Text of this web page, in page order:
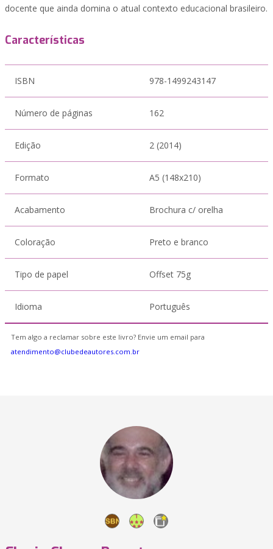
docente que ainda domina o atual contexto educacional brasileiro.
Características
ISBN 978-1499243147
Número de páginas 162
Edição 2 (2014)
Formato A5 (148x210)
Acabamento Brochura c/ orelha
Coloração Preto e branco
Tipo de papel Offset 75g
Idioma Português
Tem algo a reclamar sobre este livro? Envie um email para
atendimento@clubedeautores.com.br